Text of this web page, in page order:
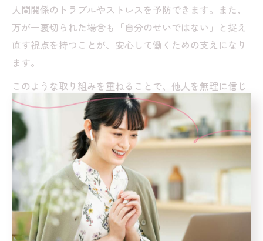
人間関係のトラブルやストレスを予防できます。また、
万が一裏切られた場合も「自分のせいではない」と捉え
直す視点を持つことが、安心して働くための支えになり
ます。
このような取り組みを重ねることで、他人を無理に信じ
るのではなく、自分にとって必要な信頼関係だけを築く
力が身につき、結果として職場での孤立感や不安も徐々
に和らいでいきます。
人間関係で消耗しやすい人がカウン
セリングで整理できること